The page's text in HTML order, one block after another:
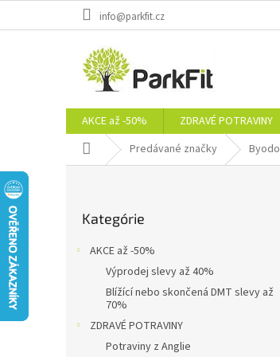
info@parkfit.cz
AKCE až -50% ZDRAVÉ POTRAVINY
DomovPredávané značky Byodo
kategórie
Kategórie
AKCE až -50%
Výprodej slevy až 40%
Blížící nebo skončená DMT slevy až
70%
ZDRAVÉ POTRAVINY
Potraviny z Anglie